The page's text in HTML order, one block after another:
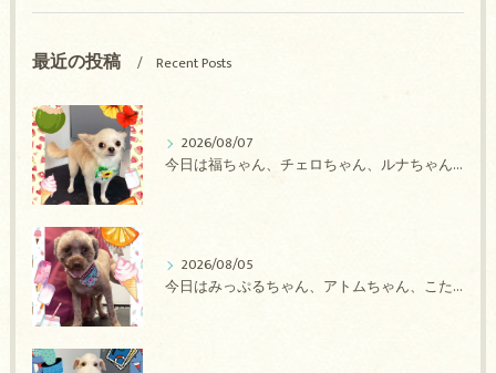
最近の投稿 Recent Posts
2026/08/07
今日は福ちゃん、チェロちゃん、ルナちゃん、Royちゃん、アネラちゃん、ポコちゃんのトリミングの紹介です【奈良のエース動物病院】
2026/08/05
今日はみっぷるちゃん、アトムちゃん、こたろうちゃん、ルルちゃん、アンジュちゃん、がぶちゃんのトリミングの紹介です【奈良のエース動物病院】